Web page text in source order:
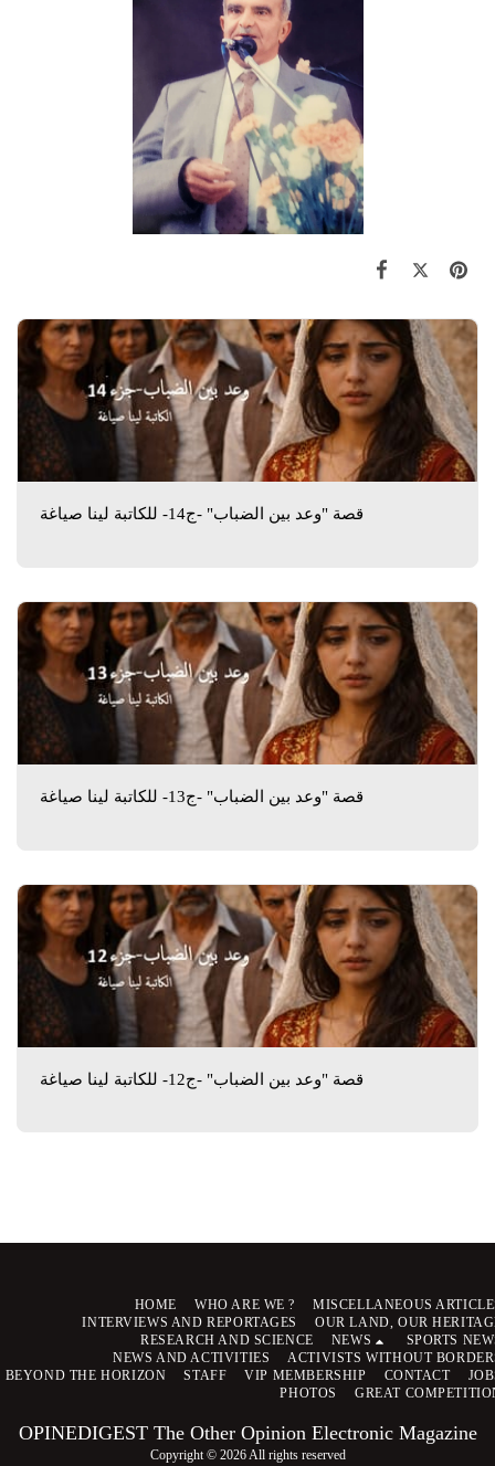
قصة "وعد بين الضباب" -ج14- للكاتبة لينا صياغة
قصة "وعد بين الضباب" -ج13- للكاتبة لينا صياغة
قصة "وعد بين الضباب" -ج12- للكاتبة لينا صياغة
OPINEDIGEST The Other Opinion Electronic Magazine
Copyright © 2026 All rights reserved
HOME WHO ARE WE ?
MISCELLANEOUS
INTERVIEWS AND REPORTAGES
OUR LAND, OUR
RESEARCH AND SCIENCE
NEWS
SPORTS
NEWS AND ACTIVITIES
ACTIVISTS WITHOUT
BEYOND THE HORIZON
STAFF VIP MEMBERSHIP CONTACT
PHOTOS
GREAT